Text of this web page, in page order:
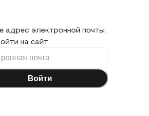
адрес электронной почты,
на сайт
Войти